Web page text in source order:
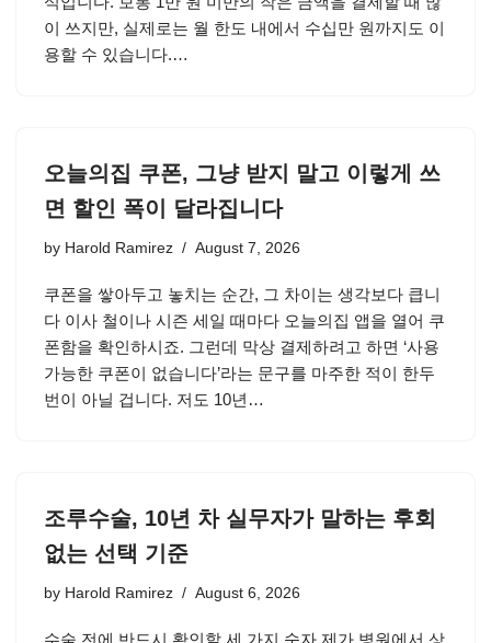
이 쓰지만, 실제로는 월 한도 내에서 수십만 원까지도 이
용할 수 있습니다.…
오늘의집 쿠폰, 그냥 받지 말고 이렇게 쓰
면 할인 폭이 달라집니다
by Harold Ramirez August 7, 2026
쿠폰을 쌓아두고 놓치는 순간, 그 차이는 생각보다 큽니
다 이사 철이나 시즌 세일 때마다 오늘의집 앱을 열어 쿠
폰함을 확인하시죠. 그런데 막상 결제하려고 하면 ‘사용
가능한 쿠폰이 없습니다’라는 문구를 마주한 적이 한두
번이 아닐 겁니다. 저도 10년…
조루수술, 10년 차 실무자가 말하는 후회
없는 선택 기준
by Harold Ramirez August 6, 2026
수술 전에 반드시 확인할 세 가지 숫자 제가 병원에서 상